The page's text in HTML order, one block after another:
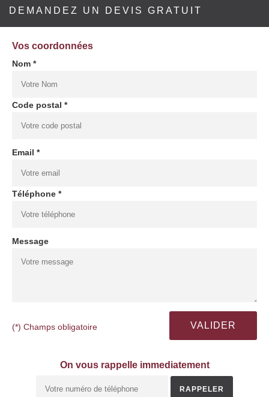
DEMANDEZ UN DEVIS GRATUIT
Vos coordonnées
Nom *
Code postal *
Email *
Téléphone *
Message
(*) Champs obligatoire
On vous rappelle immediatement